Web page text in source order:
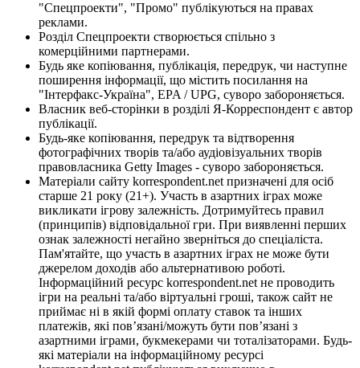
"Спецпроекти", "Промо" публікуються на правах
реклами.
Розділ Спецпроекти створюється спільно з
комерційними партнерами.
Будь яке копіювання, публікація, передрук, чи наступне
поширення інформації, що містить посилання на
"Інтерфакс-Україна", EPA / UPG, суворо забороняється.
Власник веб-сторінки в розділі Я-Корреспондент є автор
публікації.
Будь-яке копіювання, передрук та відтворення
фотографічних творів та/або аудіовізуальних творів
правовласника Getty Images - суворо забороняється.
Матеріали сайту korrespondent.net призначені для осіб
старше 21 року (21+). Участь в азартних іграх може
викликати ігрову залежність. Дотримуйтесь правил
(принципів) відповідальної гри. При виявленні перших
ознак залежності негайно зверніться до спеціаліста.
Пам'ятайте, що участь в азартних іграх не може бути
джерелом доходів або альтернативою роботі.
Інформаційний ресурс korrespondent.net не проводить
ігри на реальні та/або віртуальні гроші, також сайт не
приймає ні в якій формі оплату ставок та інших
платежів, які пов’язані/можуть бути пов’язані з
азартними іграми, букмекерами чи тоталізаторами. Будь-
які матеріали на інформаційному ресурсі